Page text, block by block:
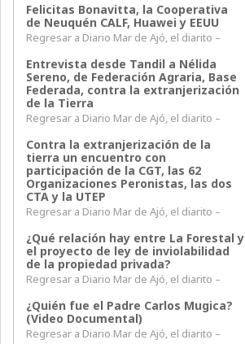
Felicitas Bonavitta, la Cooperativa
de Neuquén CALF, Huawei y EEUU
Regresar a Diario Mar de Ajó, el diarito –
Entrevista desde Tandil a Nélida
Sereno, de Federación Agraria, Base
Federada, contra la extranjerización
de la Tierra
Regresar a Diario Mar de Ajó, el diarito –
Contra la extranjerización de la
tierra un encuentro con
participación de la CGT, las 62
Organizaciones Peronistas, las dos
CTA y la UTEP
Regresar a Diario Mar de Ajó, el diarito –
¿Qué relación hay entre La Forestal y
el proyecto de ley de inviolabilidad
de la propiedad privada?
Regresar a Diario Mar de Ajó, el diarito –
¿Quién fue el Padre Carlos Mugica?
(Video Documental)
Regresar a Diario Mar de Ajó, el diarito –